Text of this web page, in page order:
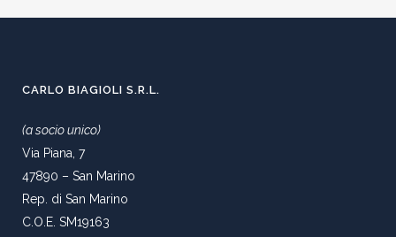
CARLO BIAGIOLI S.R.L.
(a socio unico)
Via Piana, 7
47890 – San Marino
Rep. di San Marino
C.O.E. SM19163